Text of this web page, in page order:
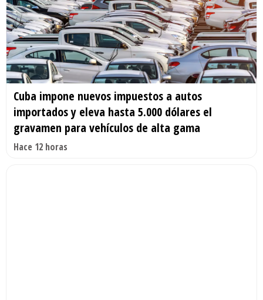
Cuba impone nuevos impuestos a autos
importados y eleva hasta 5.000 dólares el
gravamen para vehículos de alta gama
Hace 12 horas